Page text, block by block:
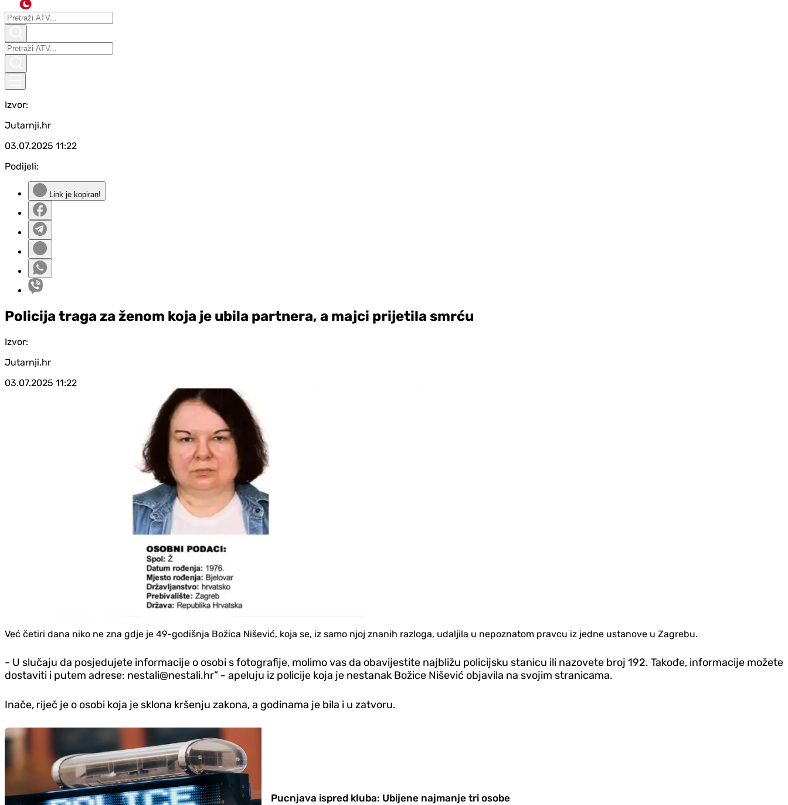
Izvor:
Jutarnji.hr
03.07.2025 11:22
Podijeli:
Link je kopiran!
Policija traga za ženom koja je ubila partnera, a majci prijetila smrću
Izvor:
Jutarnji.hr
03.07.2025 11:22
Već četiri dana niko ne zna gdje je 49-godišnja Božica Nišević, koja se, iz samo njoj znanih razloga, udaljila u nepoznatom pravcu iz jedne ustanove u Zagrebu.
- U slučaju da posjedujete informacije o osobi s fotografije, molimo vas da obavijestite najbližu policijsku stanicu ili nazovete broj 192. Takođe, informacije možete
dostaviti i putem adrese: nestali@nestali.hr” - apeluju iz policije koja je nestanak Božice Nišević objavila na svojim stranicama.
Inače, riječ je o osobi koja je sklona kršenju zakona, a godinama je bila i u zatvoru.
Pucnjava ispred kluba: Ubijene najmanje tri osobe